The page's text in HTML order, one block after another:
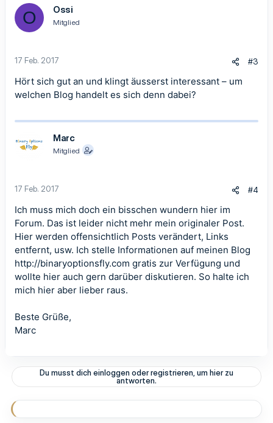
O Ossi
Mitglied
17 Feb. 2017 #3
Hört sich gut an und klingt äusserst interessant – um
welchen Blog handelt es sich denn dabei?
Marc
Mitglied
17 Feb. 2017 #4
Ich muss mich doch ein bisschen wundern hier im
Forum. Das ist leider nicht mehr mein originaler Post.
Hier werden offensichtlich Posts verändert, Links
entfernt, usw. Ich stelle Informationen auf meinen Blog
http://binaryoptionsfly.com gratis zur Verfügung und
wollte hier auch gern darüber diskutieren. So halte ich
mich hier aber lieber raus.
Beste Grüße,
Marc
Du musst dich einloggen oder registrieren, um hier zu
antworten.